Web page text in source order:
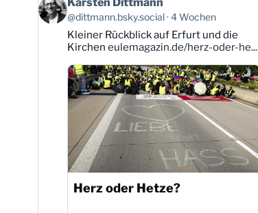
von
Karsten
Dittmann
ansehen
@dittmann.bsky.social 4 Wochen
Kleiner Rückblick auf Erfurt und die
Kirchen eulemagazin.de/herz-oder-he...
Herz oder Hetze?